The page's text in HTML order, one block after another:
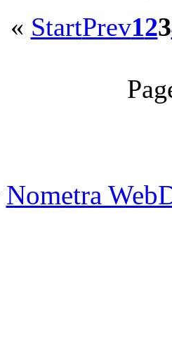
« StartPrev123
Nometra